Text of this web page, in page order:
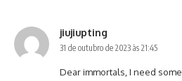
jiujiupting
31 de outubro de 2023 às 21:45
Dear immortals, I need some